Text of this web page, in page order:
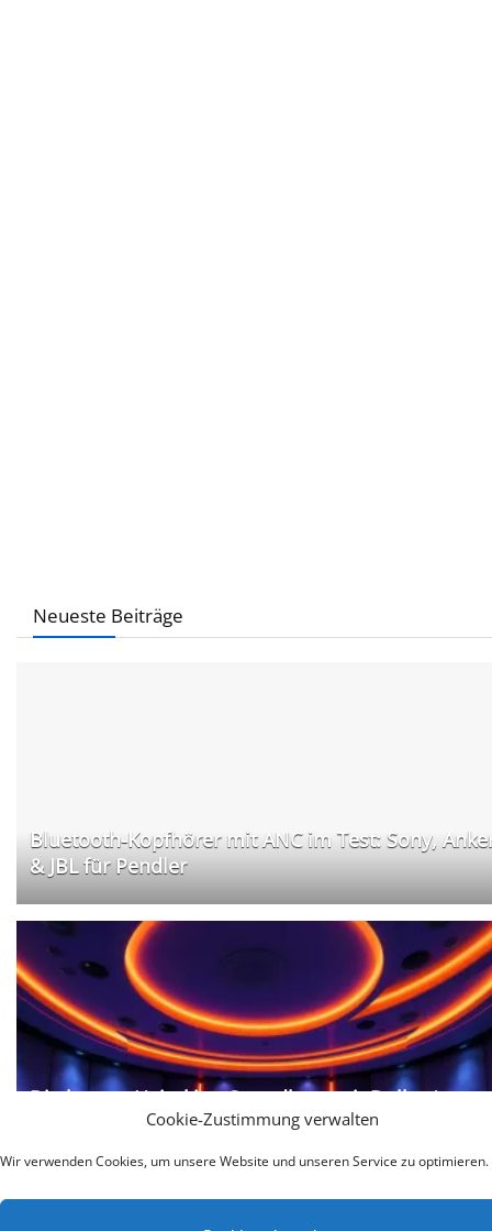
Cookie-Zustimmung verwalten
Wir verwenden Cookies, um unsere Website und unseren Service zu optimieren.
Neueste Beiträge
Bluetooth-Kopfhörer mit ANC im Test: Sony,
& JBL für Pendler
Die besten Heimkino Soundbars mit Dolby Atmos